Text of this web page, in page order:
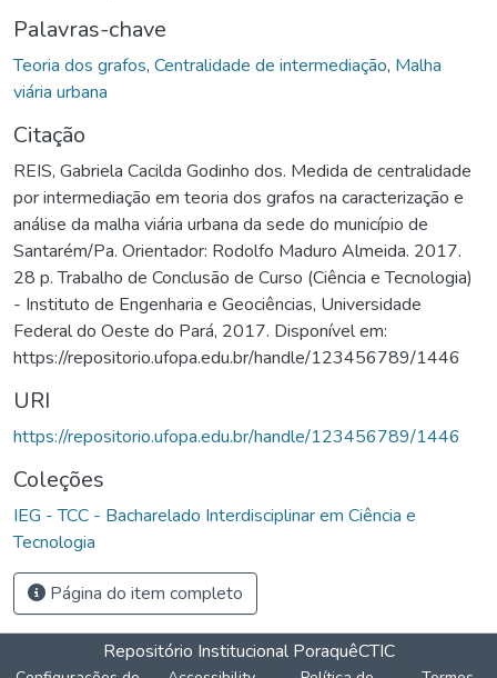
Palavras-chave
Teoria dos grafos, Centralidade de intermediação, Malha
viária urbana
Citação
REIS, Gabriela Cacilda Godinho dos. Medida de centralidade
por intermediação em teoria dos grafos na caracterização e
análise da malha viária urbana da sede do município de
Santarém/Pa. Orientador: Rodolfo Maduro Almeida. 2017.
28 p. Trabalho de Conclusão de Curso (Ciência e Tecnologia)
- Instituto de Engenharia e Geociências, Universidade
Federal do Oeste do Pará, 2017. Disponível em:
https://repositorio.ufopa.edu.br/handle/123456789/1446
URI
https://repositorio.ufopa.edu.br/handle/123456789/1446
Coleções
IEG - TCC - Bacharelado Interdisciplinar em Ciência e
Tecnologia
Página do item completo
Repositório Institucional PoraquêCTIC